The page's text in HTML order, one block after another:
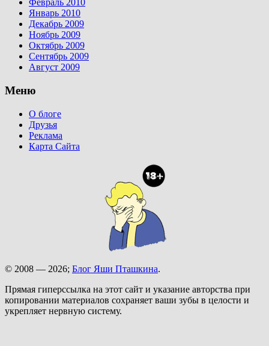
Февраль 2010
Январь 2010
Декабрь 2009
Ноябрь 2009
Октябрь 2009
Сентябрь 2009
Август 2009
Меню
О блоге
Друзья
Реклама
Карта Сайта
© 2008 — 2026; Блог Яши Пташкина.
Прямая гиперссылка на этот сайт и указание авторства при
копировании материалов сохраняет ваши зубы в целости и
укрепляет нервную систему.